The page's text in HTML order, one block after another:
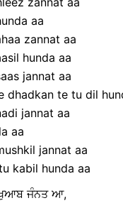
aa
zannat aa
hunda aa
jannat aa
dhadkan te tu dil
jannat aa
aa
jannat aa
kabil hunda aa
ਜੰਨਤ ਆ,